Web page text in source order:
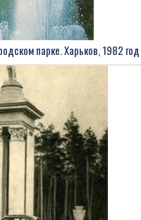
парке. Харьков, 1982 год